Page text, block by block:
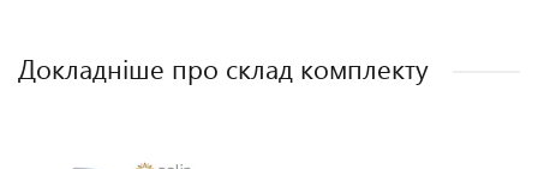
Докладніше про склад комплекту